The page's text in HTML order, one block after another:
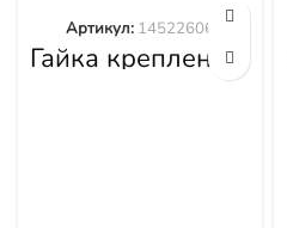
Гайка крепления
башмака
Артикул: 14522606